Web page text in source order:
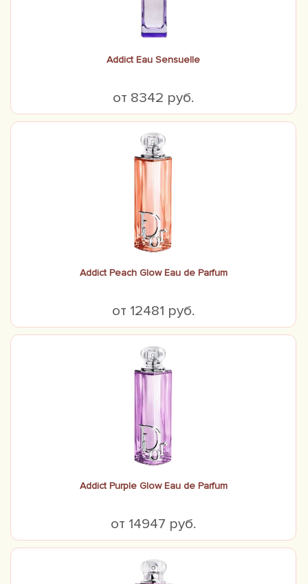
Addict Eau Sensuelle
от 8342 руб.
Addict Peach Glow Eau de Parfum
от 12481 руб.
Addict Purple Glow Eau de Parfum
от 14947 руб.